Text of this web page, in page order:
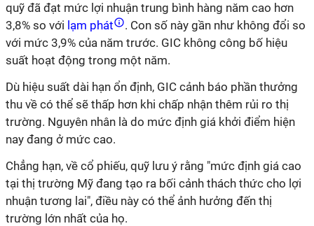
quỹ đã đạt mức lợi nhuận trung bình hàng năm cao hơn
3,8% so với lạm phát
. Con số này gần như không đổi so
với mức 3,9% của năm trước. GIC không công bố hiệu
suất hoạt động trong một năm.
Dù hiệu suất dài hạn ổn định, GIC cảnh báo phần thưởng
thu về có thể sẽ thấp hơn khi chấp nhận thêm rủi ro thị
trường. Nguyên nhân là do mức định giá khởi điểm hiện
nay đang ở mức cao.
Chẳng hạn, về cổ phiếu, quỹ lưu ý rằng "mức định giá cao
tại thị trường Mỹ đang tạo ra bối cảnh thách thức cho lợi
nhuận tương lai", điều này có thể ảnh hưởng đến thị
trường lớn nhất của họ.